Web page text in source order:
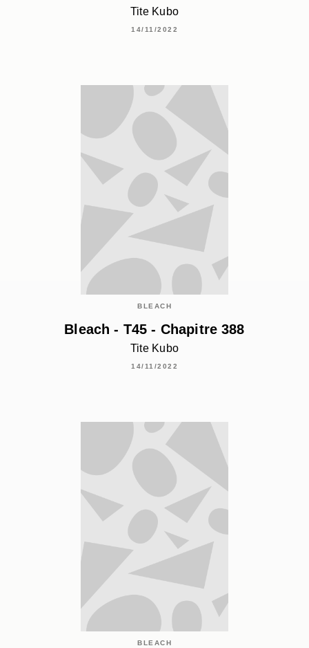
Tite Kubo
14/11/2022
BLEACH
Bleach - T45 - Chapitre 388
Tite Kubo
14/11/2022
BLEACH